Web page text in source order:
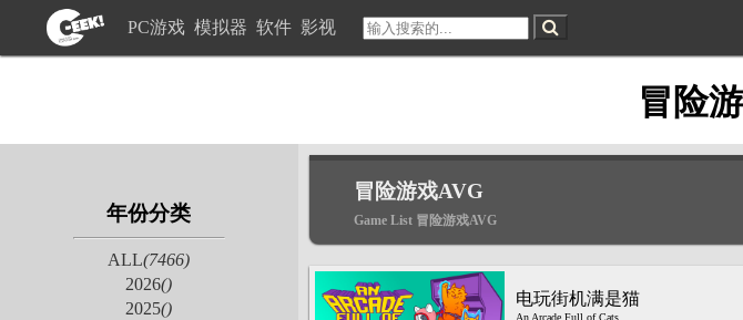
PC游戏 模拟器 软件 影视
冒险
年份分类
ALL(7466)
2026()
2025()
冒险游戏AVG
Game List 冒险游戏AVG
电玩街机满是猫
An Arcade Full of Cats